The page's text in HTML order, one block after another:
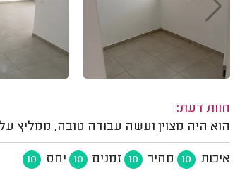
חוות דעת:
הוא היה מצוין ועשה עבודה טובה, ממליץ
איכות 10 מחיר 10 זמנים 10 יחס 10